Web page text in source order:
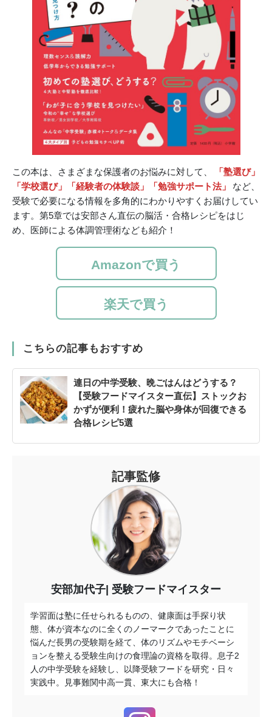
この本は、さまざまな保護者のお悩みに対して、
「塾選び」
「学校選び」「経験者の体験談」「勉強サポート法」
など、
受験で必要になる情報を多角的にわかりやすくお届けしてい
ます。第5章では安部さん直伝の脳活・合格レシピをはじ
め、医師による体調管理術なども紹介！
Amazonで買う
楽天で買う
こちらの記事もおすすめ
連日の中学受験、晩ごはんはどうする？
【受験フードマイスター直伝】ストックお
かずが便利！疲れた脳や身体が回復できる
合格レシピ5選
記事監修
安部加代子 受験フードマイスター
学習面は塾に任せられるものの、健康面は手探り状
態、体が資本なのに全くのノーマークであったことに
悩んだ長男の受験期を経て、体のリズムやモチベーシ
ョンを整える受験生向けの食理論の資格を取得。息子2
人の中学受験を経験し、以降受験フードを研究・日々
実践中。見事難関中高一貫、東大にも合格！